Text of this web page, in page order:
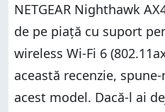
NETGEAR Nighthawk
de pe piață cu suport
wireless Wi-Fi 6
această recenzie,
acest model. Dacă-l ai